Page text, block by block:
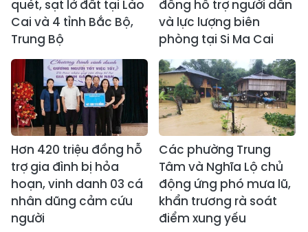
quét, sạt lở đất tại Lào
Cai và 4 tỉnh Bắc Bộ,
Trung Bộ
đồng hỗ trợ người dân
và lực lượng biên
phòng tại Si Ma Cai
Hơn 420 triệu đồng hỗ
trợ gia đình bị hỏa
hoạn, vinh danh 03 cá
nhân dũng cảm cứu
người
Các phường Trung
Tâm và Nghĩa Lộ chủ
động ứng phó mưa lũ,
khẩn trương rà soát
điểm xung yếu